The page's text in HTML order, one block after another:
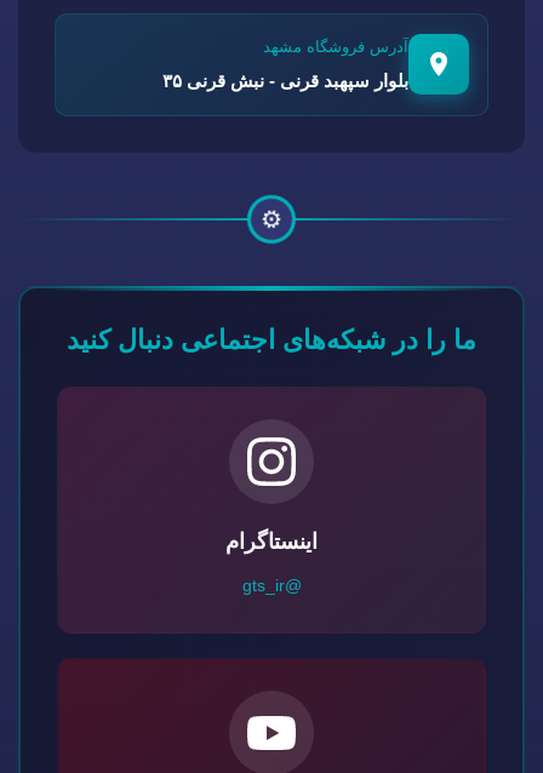
آدرس فروشگاه مشهد
بلوار سپهبد قرنی - نبش قرنی ۳۵
⚙️
ما را در شبکه‌های اجتماعی دنبال کنید
اینستاگرام
@gts_ir